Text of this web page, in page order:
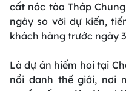
cất nóc tòa Tháp
ngày so với dự kiến,
khách hàng trước ngày
Là dự án hiếm hoi tại
nổi danh thế giới, nơi